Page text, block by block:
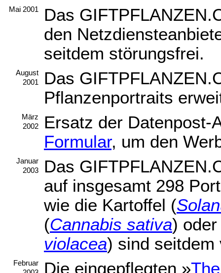
Mai 2001
Das
den
seitdem störungsfrei.
August
2001
Das
Pflanzenportraits
März
2002
Ersatz der
Formular, um den
Januar
2003
Das
auf insgesamt 298
wie die Kartoffel (
(Cannabis sativa)
violacea) sind seitdem
Februar
Die eingepflegten »